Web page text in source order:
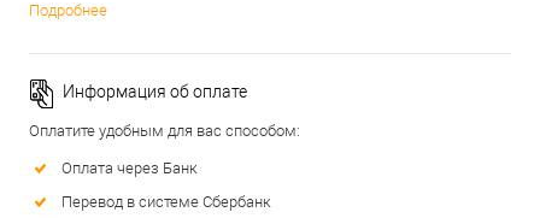
Подробнее
Информация об оплате
Оплатите удобным для вас способом:
Оплата через Банк
Перевод в системе Сбербанк